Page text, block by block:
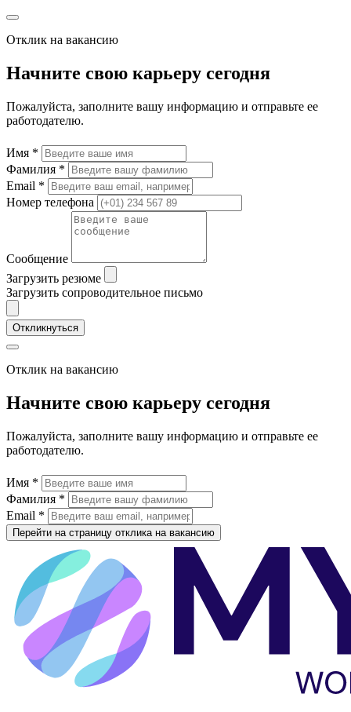
Отклик на вакансию
Начните свою карьеру сегодня
Пожалуйста, заполните вашу информацию и отправьте ее
работодателю.
Имя *
Фамилия *
Email *
Номер телефона
Сообщение
Загрузить резюме
Загрузить сопроводительное письмо
Откликнуться
Отклик на вакансию
Начните свою карьеру сегодня
Пожалуйста, заполните вашу информацию и отправьте ее
работодателю.
Имя *
Фамилия *
Email *
Перейти на страницу отклика на вакансию